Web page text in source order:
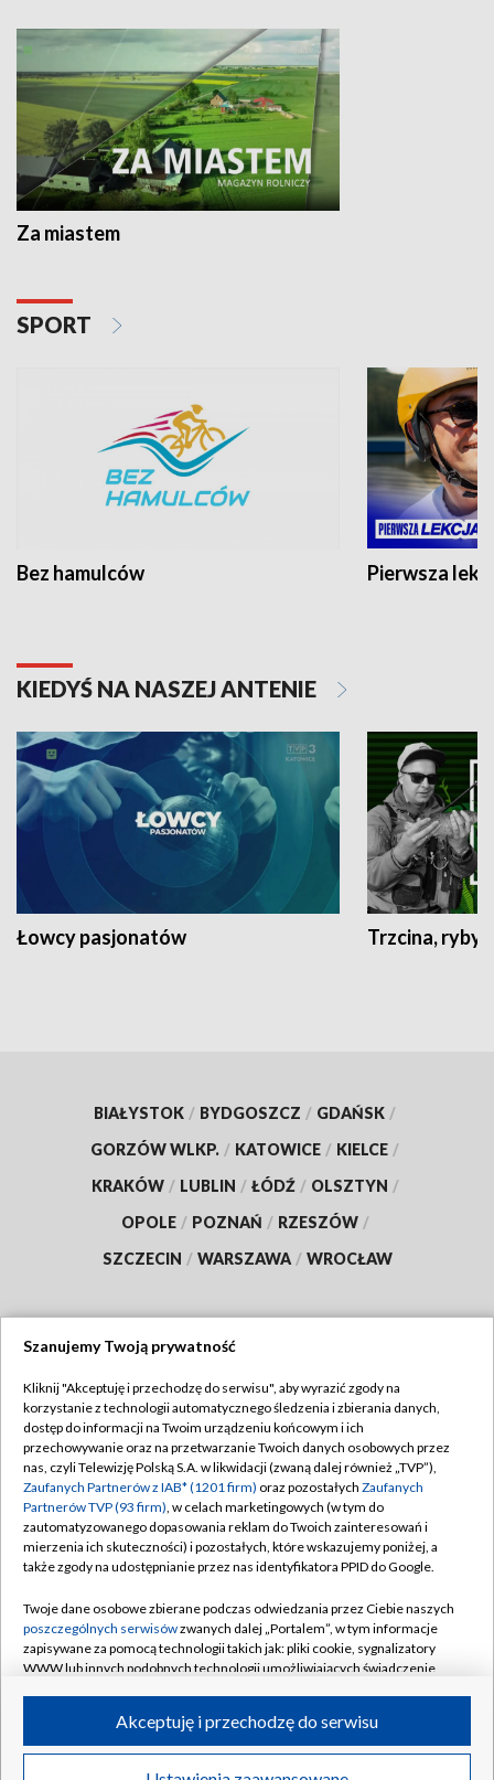
Za miastem
SPORT
Bez hamulców Pierwsza
KIEDYŚ NA NASZEJ ANTENIE
Łowcy pasjonatów Trzcina, ryby
BIAŁYSTOK / BYDGOSZCZ / GDAŃSK /
GORZÓW WLKP. / KATOWICE / KIELCE /
KRAKÓW / LUBLIN / ŁÓDŹ / OLSZTYN /
OPOLE / POZNAŃ / RZESZÓW /
SZCZECIN / WARSZAWA / WROCŁAW
TVP
Abonament TVP
Emisja w TVP
Centrum informacji TVP
Naziemna Telewizja Cyfrowa
Rada Programowa
System NOS
Informacje o nadawcy
Program dla prasy
Regulamin TVP
Polityka prywatności
Moje zgody
Pomoc
Kontakt
Kanały
©2026 Telewizja Polska S.A. w likwidacji
Szanujemy Twoją prywatność
Kliknij "Akceptuję i przechodzę do serwisu", aby wyrazić zgody na
korzystanie z technologii automatycznego śledzenia i zbierania danych,
dostęp do informacji na Twoim urządzeniu końcowym i ich
przechowywanie oraz na przetwarzanie Twoich danych osobowych przez
nas, czyli Telewizję Polską S.A. w likwidacji (zwaną dalej również „TVP”),
Zaufanych Partnerów z IAB* (1201 firm) oraz pozostałych Zaufanych
Partnerów TVP (93 firm), w celach marketingowych (w tym do
zautomatyzowanego dopasowania reklam do Twoich zainteresowań i
mierzenia ich skuteczności) i pozostałych, które wskazujemy poniżej, a
także zgody na udostępnianie przez nas identyfikatora PPID do Google.
Twoje dane osobowe zbierane podczas odwiedzania przez Ciebie naszych
poszczególnych serwisówzwanych dalej „Portalem”, w tym informacje
zapisywane za pomocą technologii takich jak: pliki cookie, sygnalizatory
WWW lub innych podobnych technologii umożliwiających świadczenie
ruchu w Internecie.
Twoje dane osobowe zbierane podczas odwiedzania przez Ciebie
Akceptuję i przechodzę do serwisu